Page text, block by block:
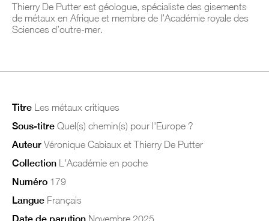
Thierry De Putter est géologue, spécialiste des gisements
de métaux en Afrique et membre de l’Académie royale des
Sciences d’outre-mer.
Titre Les métaux critiques
Sous-titre Quel(s) chemin(s) pour l'Europe ?
Auteur Véronique Cabiaux et Thierry De Putter
Collection L'Académie en poche
Numéro 179
Langue Français
Novembre 2025